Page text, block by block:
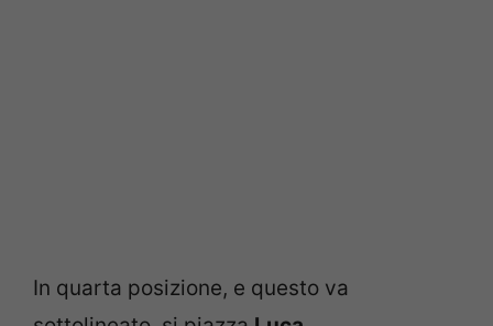
In quarta posizione, e questo va